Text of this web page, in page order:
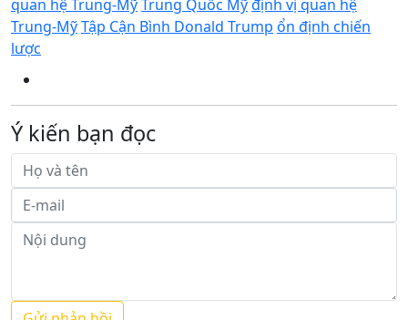
quan hệ Trung-MỹTrung Quốc Mỹđịnh vị quan hệ
Trung-MỹTập Cận Bình Donald Trump ổn định chiến
lược
Ý kiến bạn đọc